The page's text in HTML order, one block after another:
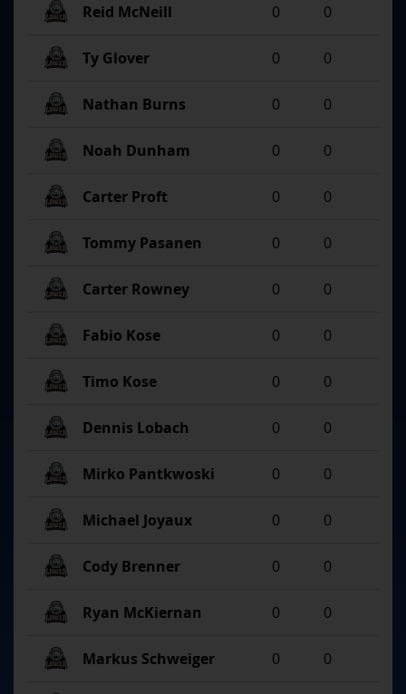
Reid McNeill
0 0
Ty Glover 0 0
Nathan Burns 0 0
Noah Dunham 0 0
Carter Proft 0 0
Tommy Pasanen 0 0
Carter Rowney 0 0
Fabio Kose 0 0
Timo Kose 0 0
Dennis Lobach 0 0
Mirko Pantkwoski 0 0
Michael Joyaux 0 0
Cody Brenner 0 0
Ryan McKiernan 0 0
Markus Schweiger 0 0